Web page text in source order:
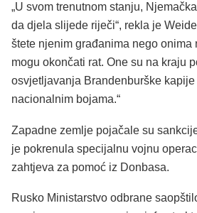
„U svom trenutnom stanju,
da djela slijede riječi“, rekla je
štete njenim građanima nego onima
mogu okončati rat. One su na kraju
osvjetljavanja Brandenburške
nacionalnim bojama.“
Zapadne zemlje pojačale su
je pokrenula specijalnu vojnu
zahtjeva za pomoć iz Donbasa.
Rusko Ministarstvo odbrane